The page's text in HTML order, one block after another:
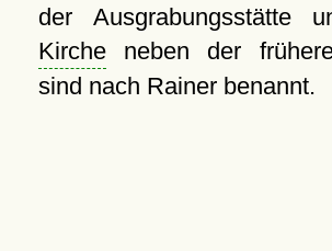
der Ausgrabungsstätte
Kircheneben der
sind nach Rainer benannt.